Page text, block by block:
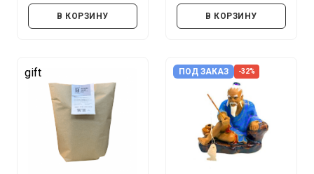
В КОРЗИНУ В КОРЗИНУ
gift ПОД ЗАКАЗ -32%